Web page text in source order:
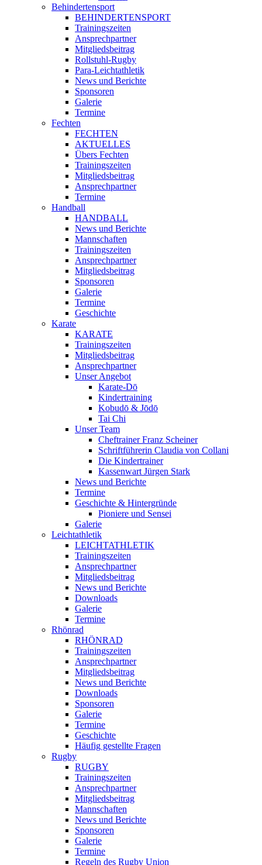
Behindertensport
BEHINDERTENSPORT
Trainingszeiten
Ansprechpartner
Mitgliedsbeitrag
Rollstuhl-Rugby
Para-Leichtathletik
News und Berichte
Sponsoren
Galerie
Termine
Fechten
FECHTEN
AKTUELLES
Übers Fechten
Trainingszeiten
Mitgliedsbeitrag
Ansprechpartner
Termine
Handball
HANDBALL
News und Berichte
Mannschaften
Trainingszeiten
Ansprechpartner
Mitgliedsbeitrag
Sponsoren
Galerie
Termine
Geschichte
Karate
KARATE
Trainingszeiten
Mitgliedsbeitrag
Ansprechpartner
Unser Angebot
Karate-Dō
Kindertraining
Kobudō & Jōdō
Tai Chi
Unser Team
Cheftrainer Franz Scheiner
Schriftführerin Claudia von Collani
Die Kindertrainer
Kassenwart Jürgen Stark
News und Berichte
Termine
Geschichte & Hintergründe
Pioniere und Sensei
Galerie
Leichtathletik
LEICHTATHLETIK
Trainingszeiten
Ansprechpartner
Mitgliedsbeitrag
News und Berichte
Downloads
Galerie
Termine
Rhönrad
RHÖNRAD
Trainingszeiten
Ansprechpartner
Mitgliedsbeitrag
News und Berichte
Downloads
Sponsoren
Galerie
Termine
Geschichte
Häufig gestellte Fragen
Rugby
RUGBY
Trainingszeiten
Ansprechpartner
Mitgliedsbeitrag
Mannschaften
News und Berichte
Sponsoren
Galerie
Termine
Regeln des Rugby Union